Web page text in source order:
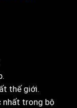
thế giới.
nhất trong bộ